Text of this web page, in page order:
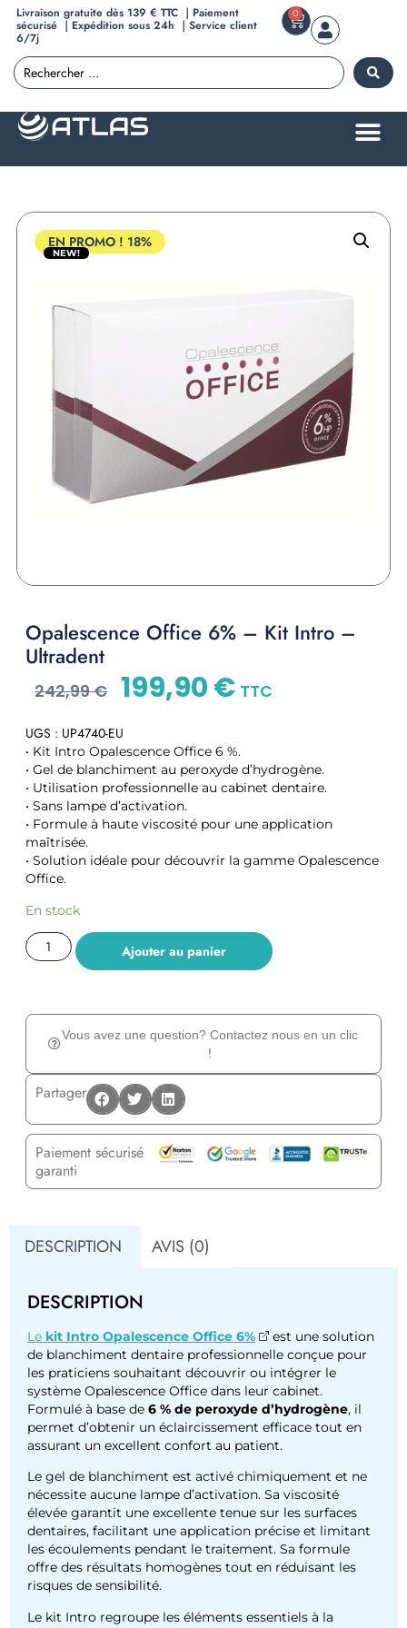
Livraison gratuite dès 139 € TTC ｜Paiement
sécurisé ｜Expédition sous 24h ｜Service client
6/7j
0
EN PROMO ! 18%
NEW!
Opalescence Office 6% – Kit Intro –
Ultradent
242,99€ 199,90€ TTC
UGS : UP4740-EU
• Kit Intro Opalescence Office 6 %.
• Gel de blanchiment au peroxyde d’hydrogène.
• Utilisation professionnelle au cabinet dentaire.
• Sans lampe d’activation.
• Formule à haute viscosité pour une application
maîtrisée.
• Solution idéale pour découvrir la gamme Opalescence
Office.
En stock
Ajouter au panier
Vous avez une question? Contactez nous en un clic
!
Partager
Paiement sécurisé
garanti
DESCRIPTION AVIS (0)
DESCRIPTION
Le kit Intro Opalescence Office 6%
est une solution
de blanchiment dentaire professionnelle conçue pour
les praticiens souhaitant découvrir ou intégrer le
système Opalescence Office dans leur cabinet.
Formulé à base de 6 % de peroxyde d’hydrogène, il
permet d’obtenir un éclaircissement efficace tout en
assurant un excellent confort au patient.
Le gel de blanchiment est activé chimiquement et ne
nécessite aucune lampe d’activation. Sa viscosité
élevée garantit une excellente tenue sur les surfaces
dentaires, facilitant une application précise et limitant
les écoulements pendant le traitement. Sa formule
offre des résultats homogènes tout en réduisant les
risques de sensibilité.
Le kit Intro regroupe les éléments essentiels à la